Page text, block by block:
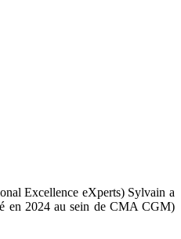
Excellence eXperts) Sylvain a
en 2024 au sein de CMA CGM)